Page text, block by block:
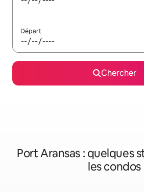
Départ
Chercher
Port Aransas : quelques
les condos